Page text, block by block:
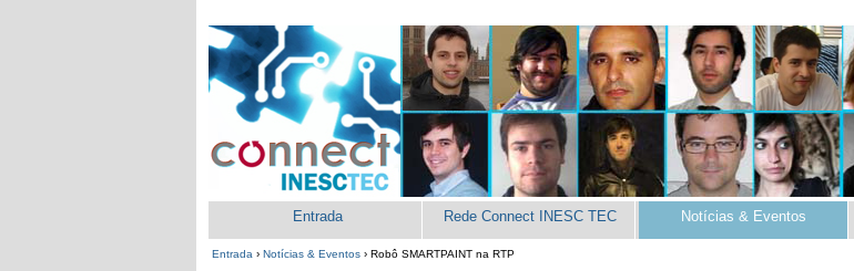
para
o
conteúdo.
|
a
navegação
Pessoais
Secções
Entrada Rede Connect INESC TEC Notícias & Eventos
Entrada › Notícias & Eventos › Robô SMARTPAINT na RTP